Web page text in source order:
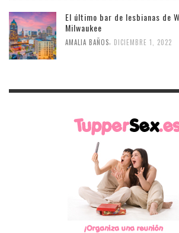
El último bar de lesbianas de
Milwaukee
AMALIA BAÑOS, DICIEMBRE 1, 2022